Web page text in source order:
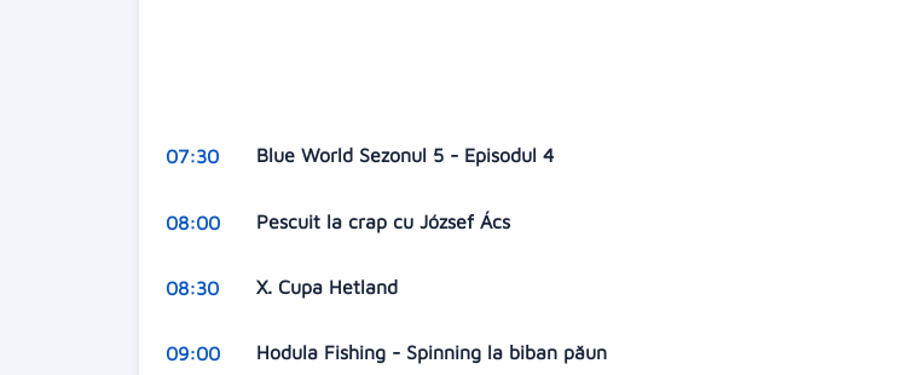
07:30 Blue World Sezonul 5 - Episodul 4
08:00 Pescuit la crap cu József Ács
08:30 X. Cupa Hetland
09:00 Hodula Fishing - Spinning la biban păun